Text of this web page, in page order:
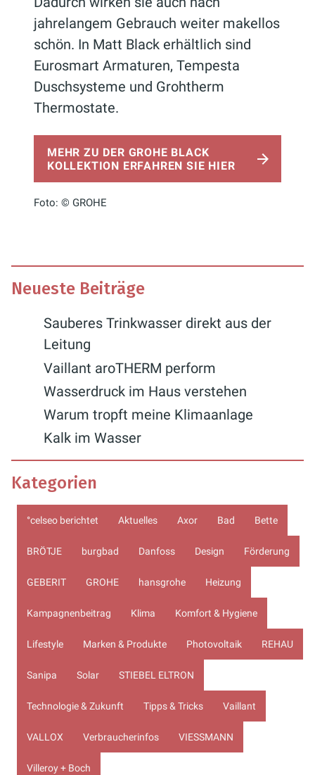
jahrelangem Gebrauch weiter makellos
schön. In Matt Black erhältlich sind
Eurosmart Armaturen, Tempesta
Duschsysteme und Grohtherm
Thermostate.
MEHR ZU DER GROHE BLACK
KOLLEKTION ERFAHREN SIE HIER
Foto: © GROHE
Neueste Beiträge
Sauberes Trinkwasser direkt aus der
Leitung
Vaillant aroTHERM perform
Wasserdruck im Haus verstehen
Warum tropft meine Klimaanlage
Kalk im Wasser
Kategorien
°celseo berichtet Aktuelles Axor Bad Bette
BRÖTJE burgbad Danfoss Design Förderung
GEBERIT GROHE hansgrohe Heizung
Kampagnenbeitrag Klima Komfort & Hygiene
Lifestyle Marken & Produkte Photovoltaik REHAU
Sanipa Solar STIEBEL ELTRON
Technologie & Zukunft Tipps & Tricks Vaillant
VALLOX Verbraucherinfos VIESSMANN
Villeroy + Boch